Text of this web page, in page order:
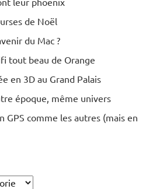
de Noël
du Mac ?
tout beau de Orange
en 3D au Grand Palais
époque, même univers
GPS comme les autres (mais en